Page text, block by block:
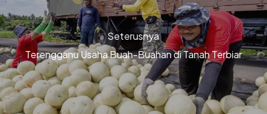
Seterusnya
Terengganu Usaha Buah-Buahan di Tanah Terbiar